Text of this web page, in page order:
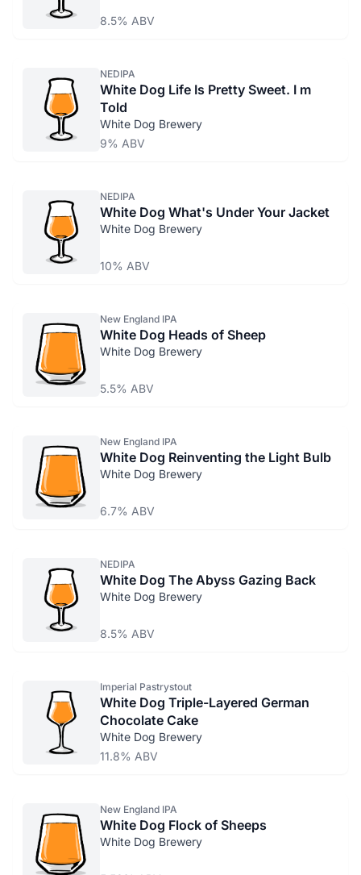
8.5% ABV
NEDIPA
White Dog Life Is Pretty Sweet. I m
Told
White Dog Brewery
9% ABV
NEDIPA
White Dog What's Under Your Jacket
White Dog Brewery
10% ABV
New England IPA
White Dog Heads of Sheep
White Dog Brewery
5.5% ABV
New England IPA
White Dog Reinventing the Light Bulb
White Dog Brewery
6.7% ABV
NEDIPA
White Dog The Abyss Gazing Back
White Dog Brewery
8.5% ABV
Imperial Pastrystout
White Dog Triple-Layered German
Chocolate Cake
White Dog Brewery
11.8% ABV
New England IPA
White Dog Flock of Sheeps
White Dog Brewery